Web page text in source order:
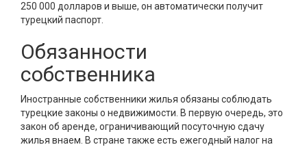
250 000 долларов и выше, он автоматически получит
турецкий паспорт.
Обязанности
собственника
Иностранные собственники жилья обязаны соблюдать
турецкие законы о недвижимости. В первую очередь, это
закон об аренде, ограничивающий посуточную сдачу
жилья внаем. В стране также есть ежегодный налог на